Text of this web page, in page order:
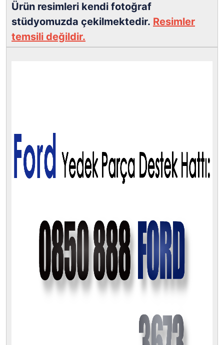
Ürün resimleri kendi fotoğraf
stüdyomuzda çekilmektedir. Resimler
temsili değildir.